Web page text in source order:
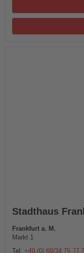
Stadthaus
Frankfurt a. M.
Markt 1
Tel. +49 (0) 69/24 75 77